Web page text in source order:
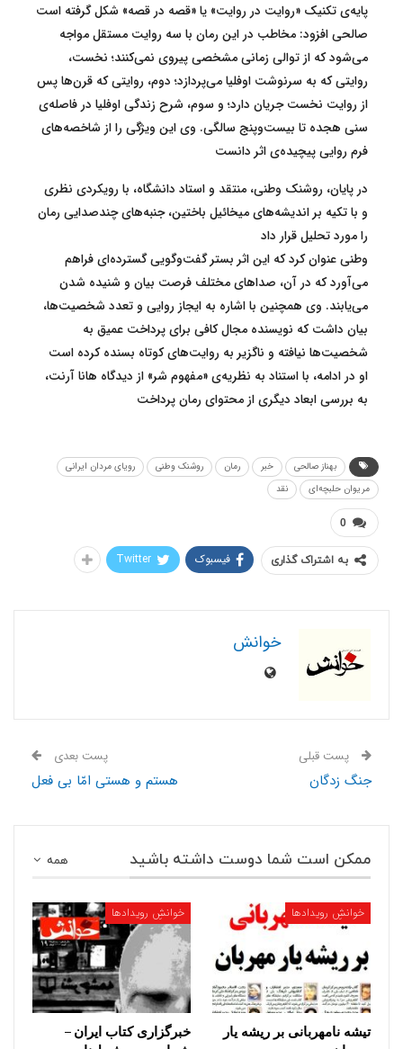
پایه‌ی تکنیک «روایت در روایت» یا «قصه در قصه» شکل گرفته است
صالحی افزود: مخاطب در این رمان با سه روایت مستقل مواجه
می‌شود که از توالی زمانی مشخصی پیروی نمی‌کنند؛ نخست،
روایتی که به سرنوشت اوفلیا می‌پردازد؛ دوم، روایتی که قرن‌ها پس
از روایت نخست جریان دارد؛ و سوم، شرح زندگی اوفلیا در فاصله‌ی
سنی هجده تا بیست‌وپنج سالگی. وی این ویژگی را از شاخصه‌های
فرم روایی پیچیده‌ی اثر دانست
در پایان، روشنک وطنی، منتقد و استاد دانشگاه، با رویکردی نظری
و با تکیه بر اندیشه‌های میخائیل باختین، جنبه‌های چندصدایی رمان
را مورد تحلیل قرار داد
وطنی عنوان کرد که این اثر بستر گفت‌وگویی گسترده‌ای فراهم
می‌آورد که در آن، صداهای مختلف فرصت بیان و شنیده شدن
می‌یابند. وی همچنین با اشاره به ایجاز روایی و تعدد شخصیت‌ها،
بیان داشت که نویسنده مجال کافی برای پرداخت عمیق به
شخصیت‌ها نیافته و ناگزیر به روایت‌های کوتاه بسنده کرده است
او در ادامه، با استناد به نظریه‌ی «مفهوم شر» از دیدگاه هانا آرنت،
به بررسی ابعاد دیگری از محتوای رمان پرداخت
بهناز صالحی خبر رمان روشنک وطنی
رویای مردان ایرانی
مریوان حلبچه‌ای
نقد
0
به اشتراک گذاری فیسبوک Twitter
خوانش
پست قبلی
جنگ زدگان
پست بعدی
هستم و هستی امّا بی فعل
همه ممکن است شما دوست داشته باشید
خوانشِ رویدادها
تیشه نامهربانی بر ریشه یار
خوانشِ رویدادها
خبرگزاری کتاب ایران –